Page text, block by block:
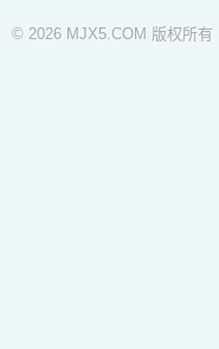
© 2026 MJX5.COM 版权所有